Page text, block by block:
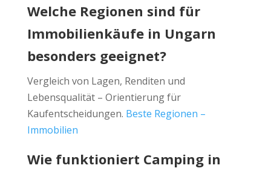
Welche Regionen sind für
Immobilienkäufe in Ungarn
besonders geeignet?
Vergleich von Lagen, Renditen und
Lebensqualität – Orientierung für
Kaufentscheidungen. Beste Regionen –
Immobilien
Wie funktioniert Camping in